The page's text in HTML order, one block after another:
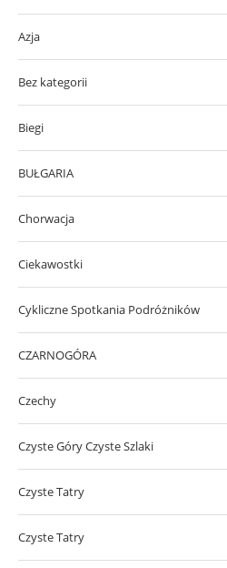
Azja
Bez kategorii
Biegi
BUŁGARIA
Chorwacja
Ciekawostki
Cykliczne Spotkania Podróżników
CZARNOGÓRA
Czechy
Czyste Góry Czyste Szlaki
Czyste Tatry
Czyste Tatry